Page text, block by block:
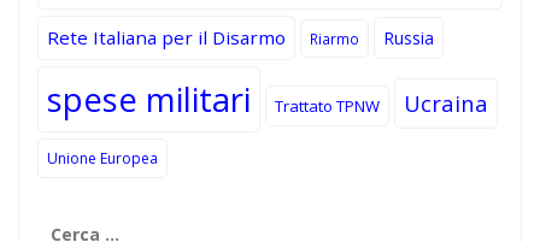
Rete Italiana per il Disarmo Riarmo Russia
spese militari Trattato TPNW Ucraina
Unione Europea